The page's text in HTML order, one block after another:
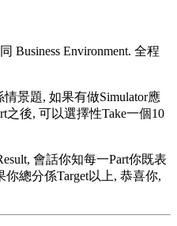
Business Environment. 全程
景題, 如果有做Simulator應
之後, 可以選擇性Take一個10
會話你知每一Part你既表
總分係Target以上, 恭喜你,